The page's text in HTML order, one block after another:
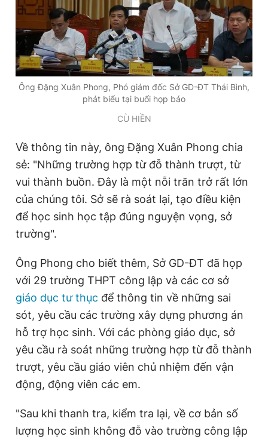
Ông Đặng Xuân Phong, Phó giám đốc Sở GD-ĐT Thái Bình,
phát biểu tại buổi họp báo
CÙ HIỀN
Về thông tin này, ông Đặng Xuân Phong chia
sẻ: "Những trường hợp từ đỗ thành trượt, từ
vui thành buồn. Đây là một nỗi trăn trở rất lớn
của chúng tôi. Sở sẽ rà soát lại, tạo điều kiện
để học sinh học tập đúng nguyện vọng, sở
trường".
Ông Phong cho biết thêm, Sở GD-ĐT đã họp
với 29 trường THPT công lập và các cơ sở
giáo dục tư thục để thông tin về những sai
sót, yêu cầu các trường xây dựng phương án
hỗ trợ học sinh. Với các phòng giáo dục, sở
yêu cầu rà soát những trường hợp từ đỗ thành
trượt, yêu cầu giáo viên chủ nhiệm đến vận
động, động viên các em.
"Sau khi thanh tra, kiểm tra lại, về cơ bản số
lượng học sinh không đỗ vào trường công lập